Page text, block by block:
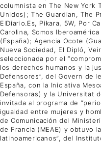
columnista en The New York
Unidos); The Guardian, The
ElDiario.Es, Pikara, 5W, Por
Carolina, Somos
(España); Agencia Ocote
Nueva Sociedad, El Dipló,
seleccionada por el
los derechos humanos y la
Defensores”, del Govern de
España, con la Iniciativa
Defensoras) y la Universitat
invitada al programa de
igualdad entre mujeres y
de Comunicación del
de Francia (MEAE) y obtuvo
latinoamericanos”, del